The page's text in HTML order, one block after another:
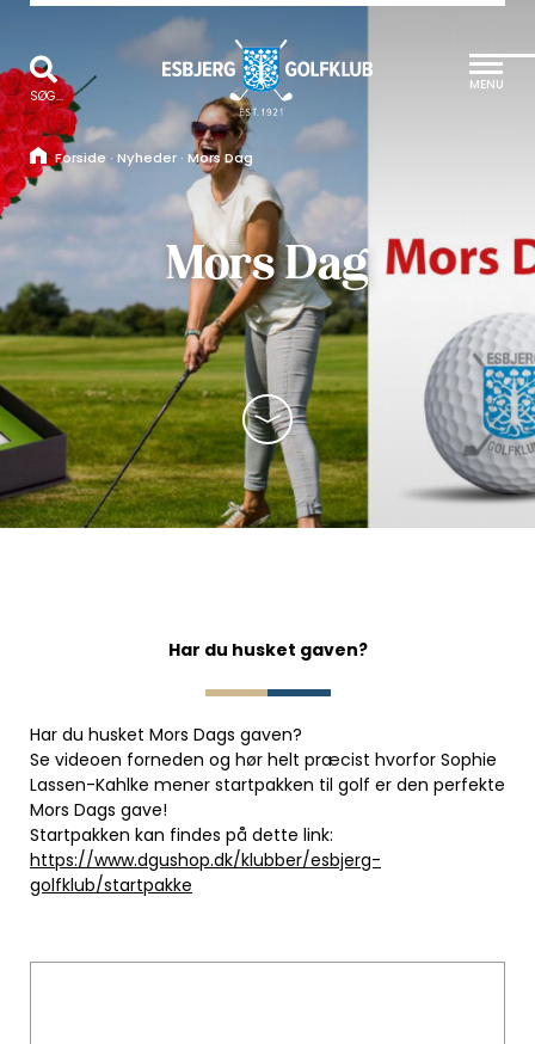
SØG...
Forside · Nyheder · Mors Dag
Mors Dag
Har du husket gaven?
Har du husket Mors Dags gaven?
Se videoen forneden og hør helt præcist hvorfor Sophie
Lassen-Kahlke mener startpakken til golf er den perfekte
Mors Dags gave!
Startpakken kan findes på dette link:
https://www.dgushop.dk/klubber/esbjerg-
golfklub/startpakke
MENU